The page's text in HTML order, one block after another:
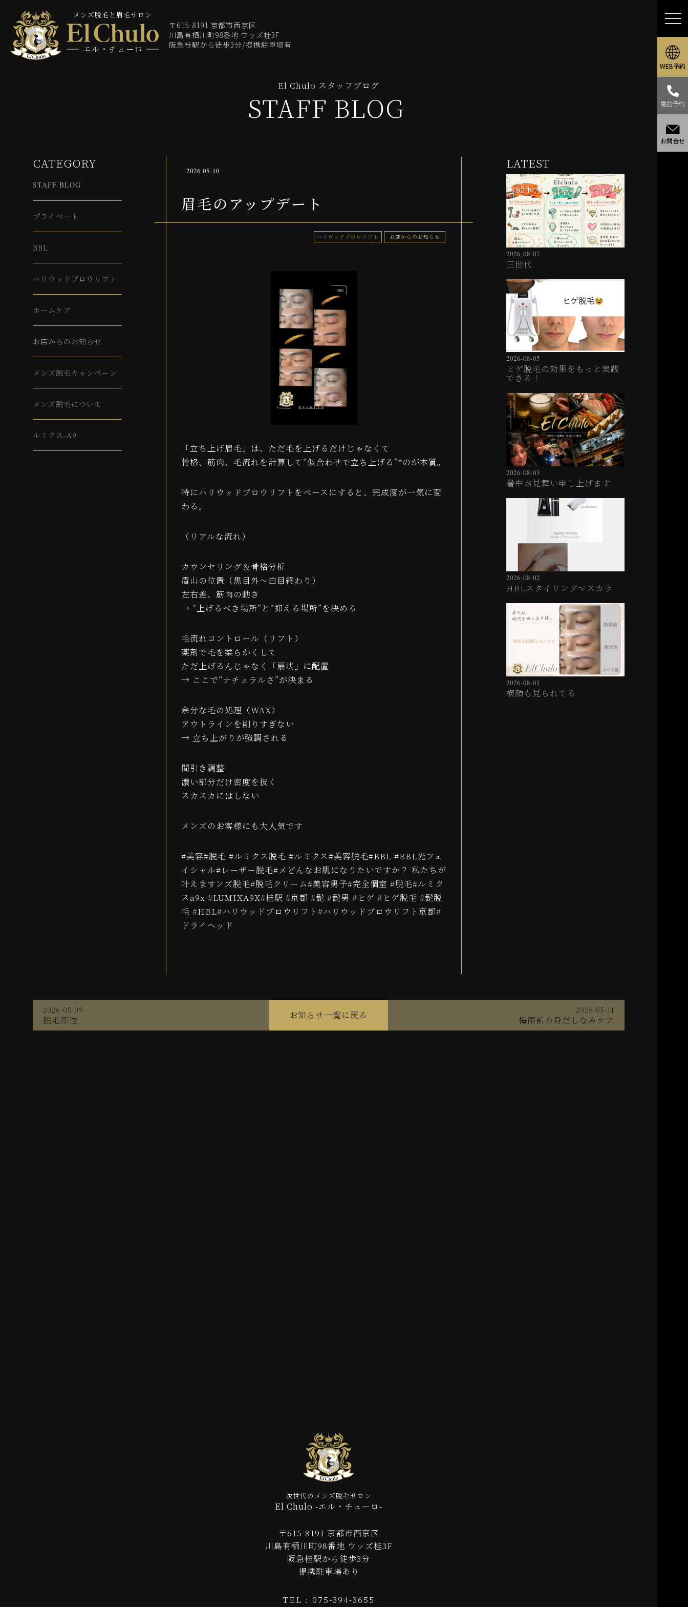
メンズ脱毛と眉毛サロン
エル・チューロ
〒615-8191 京都市西京区
川島有栖川町98番地 ウッズ桂3F
阪急桂駅から徒歩3分/提携駐車場有
WEB予約
電話予約
お問合せ
El Chulo スタッフブログ
STAFF BLOG
CATEGORY
STAFF BLOG
プライベート
BBL
ハリウッドブロウリフト
ホームケア
お店からのお知らせ
メンズ脱毛キャンペーン
メンズ脱毛について
ルミクス-A9
2026 05-10
眉毛のアップデート
ハリウッドブロウリフト お店からのお知らせ
「立ち上げ眉毛」は、ただ毛を上げるだけじゃなくて
骨格、筋肉、毛流れを計算して“似合わせで立ち上げる”*のが本質。
特にハリウッドブロウリフトをベースにすると、完成度が一気に変
わる。
（リアルな流れ）
カウンセリング＆骨格分析
眉山の位置（黒目外～白目終わり）
左右差、筋肉の動き
→ “上げるべき場所”と“抑える場所”を決める
毛流れコントロール（リフト）
薬剤で毛を柔らかくして
ただ上げるんじゃなく「扇状」に配置
→ ここで“ナチュラルさ”が決まる
余分な毛の処理（WAX）
アウトラインを削りすぎない
→ 立ち上がりが強調される
間引き調整
濃い部分だけ密度を抜く
スカスカにはしない
メンズのお客様にも大人気です
#美容#脱毛 #ルミクス脱毛 #ルミクス#美容脱毛#BBL #BBL光フェ
イシャル#レーザー脱毛#メどんなお肌になりたいですか？ 私たちが
叶えますンズ脱毛#脱毛クリーム#美容男子#完全個室 #脱毛#ルミク
スa9x #LUMIXA9X#桂駅 #京都 #髭 #髭男 #ヒゲ #ヒゲ脱毛 #髭脱
毛 #HBL#ハリウッドブロウリフト#ハリウッドブロウリフト京都#
ドライヘッド
LATEST
2026-08-07
三世代
2026-08-05
ヒゲ脱毛の効果をもっと実践
できる！
2026-08-03
暑中お見舞い申し上げます
2026-08-02
HBLスタイリングマスカラ
2026-08-01
横顔も見られてる
2026-05-09
脱毛部位 お知らせ一覧に戻る 2026-05-11
梅雨前の身だしなみケア
次世代のメンズ脱毛サロン
El Chulo -エル・チューロ-
〒615-8191 京都市西京区
川島有栖川町98番地 ウッズ桂3F
阪急桂駅から徒歩3分
提携駐車場あり
TEL : 075-394-3655